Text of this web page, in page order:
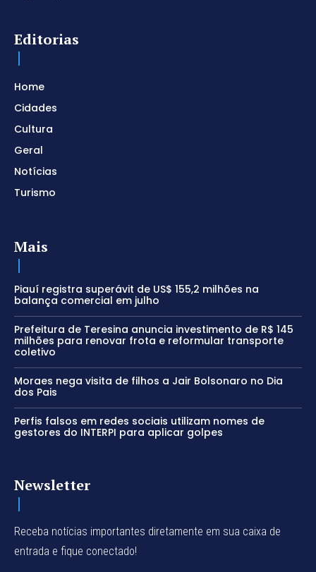
Editorias
Home
Cidades
Cultura
Geral
Notícias
Turismo
Mais
Piauí registra superávit de US$ 155,2 milhões na
balança comercial em julho
Prefeitura de Teresina anuncia investimento de R$ 145
milhões para renovar frota e reformular transporte
coletivo
Moraes nega visita de filhos a Jair Bolsonaro no Dia
dos Pais
Perfis falsos em redes sociais utilizam nomes de
gestores do INTERPI para aplicar golpes
Newsletter
Receba notícias importantes diretamente em sua caixa de
entrada e fique conectado!